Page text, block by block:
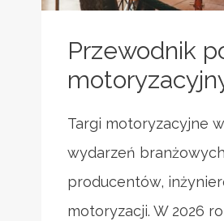
Przewodnik
Targi motoryzacyjne
wydarzeń
producentów,
motoryzacji. W 2026